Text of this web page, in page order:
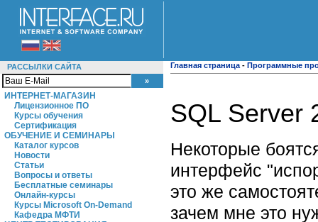
РАССЫЛКИ САЙТА
ИНТЕРНЕТ-МАГАЗИН
Лицензионное ПО
Курсы обучения
Сертификация
ОБУЧЕНИЕ И СЕМИНАРЫ
Каталог курсов
Новости
Статьи
Вопросы и ответы
Бесплатные семинары
Онлайн-курсы
Курсы Microsoft On-Demand
Кафедра МФТИ
Главная страница - Программные
SQL Server
Некоторые
интерфейс
это же
зачем мне это